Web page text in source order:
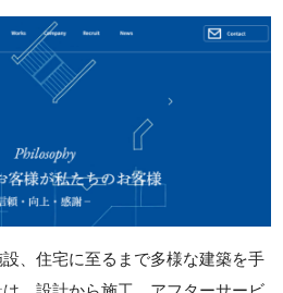
、住宅に至るまで多様な建築を手